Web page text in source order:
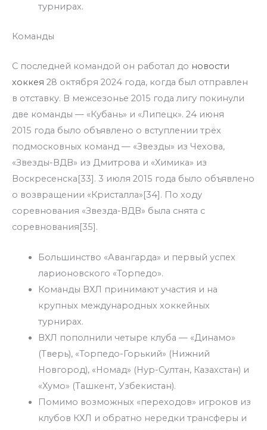
турнирах.
Команды
С последней командой он работал до новости
хоккея 28 октября 2024 года, когда был отправлен
в отставку. В межсезонье 2015 года лигу покинули
две команды — «Кубань» и «Липецк». 24 июня
2015 года было объявлено о вступлении трёх
подмосковных команд — «Звезды» из Чехова,
«Звезды-ВДВ» из Дмитрова и «Химика» из
Воскресенска[33]. 3 июля 2015 года было объявлено
о возвращении «Кристалла»[34]. По ходу
соревнования «Звезда-ВДВ» была снята с
соревнования[35].
Большинство «Авангарда» и первый успех
ларионовского «Торпедо».
Команды ВХЛ принимают участия и на
крупных международных хоккейных
турнирах.
ВХЛ пополнили четыре клуба — «Динамо»
(Тверь), «Торпедо-Горький» (Нижний
Новгород), «Номад» (Нур-Султан, Казахстан) и
«Хумо» (Ташкент, Узбекистан).
Помимо возможных «переходов» игроков из
клубов КХЛ и обратно нередки трансферы и